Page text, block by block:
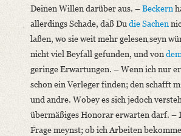
Deinen Willen darüber aus. –Beckern
allerdings Schade, daß Du die Sachen
laßen, wo sie weit mehr gelesen seyn
nicht viel Beyfall gefunden, und von
geringe Erwartungen. – Wenn ich nur
schon ein Verleger finden; den schafft
und andre. Wobey es sich jedoch
übermäßiges Honorar erwarten darf. –
Frage meynst; ob ich Arbeiten